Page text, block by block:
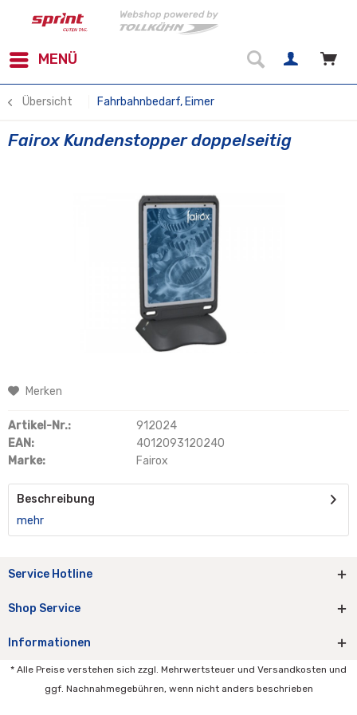
MENÜ
Übersicht Fahrbahnbedarf, Eimer
Fairox Kundenstopper doppelseitig
Merken
Artikel-Nr.:
912024
EAN:
4012093120240
Marke:
Fairox
Beschreibung
mehr
Service Hotline
Shop Service
Informationen
* Alle Preise verstehen sich zzgl. Mehrwertsteuer und Versandkosten und
ggf. Nachnahmegebühren, wenn nicht anders beschrieben